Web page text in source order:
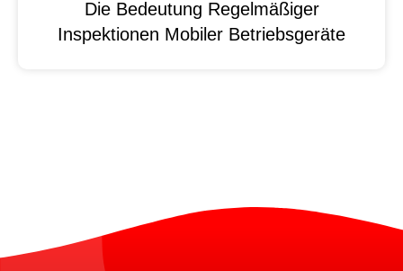
Die Bedeutung Regelmäßiger
Inspektionen Mobiler Betriebsgeräte